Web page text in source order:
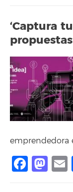
‘Captura
emprendedora